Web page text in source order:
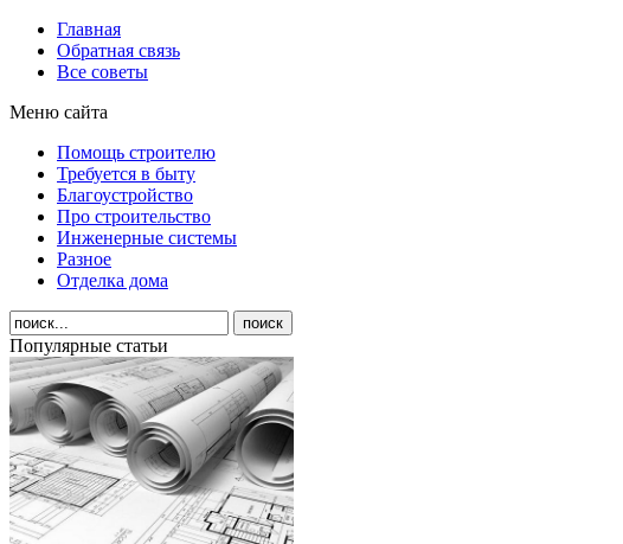
Главная
Обратная связь
Все советы
Меню сайта
Помощь строителю
Требуется в быту
Благоустройство
Про строительство
Инженерные системы
Разное
Отделка дома
Популярные статьи